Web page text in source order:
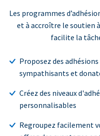
Les programmes
et à accroître le soutien
facilite la
Proposez des
sympathisants et
Créez des niveaux
personnalisables
Regroupez facilement